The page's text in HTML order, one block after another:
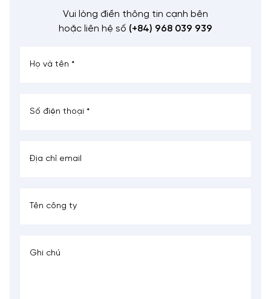
Vui lòng điền thông tin cạnh bên
hoặc liên hệ số (+84) 968 039 939